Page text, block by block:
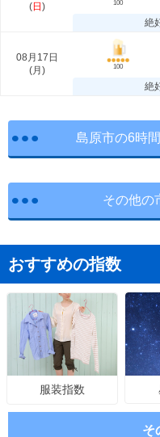
(日 ) 100
絶
08月17日
(月 ) 100
絶
島原市の6時
その他の
おすすめの指数
服装指数
そ